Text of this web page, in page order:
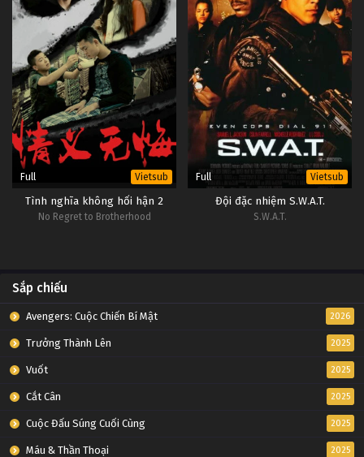
Full Vietsub
Tình nghĩa không hối hận 2
No Regret to Brotherhood
Full Vietsub
Đội đặc nhiệm S.W.A.T.
S.W.A.T.
Sắp chiếu
Avengers: Cuộc Chiến Bí Mật 2026
Trưởng Thành Lên 2025
Vuốt 2025
Cắt Cân 2025
Cuộc Đấu Súng Cuối Cùng 2025
Máu & Thần Thoại 2025